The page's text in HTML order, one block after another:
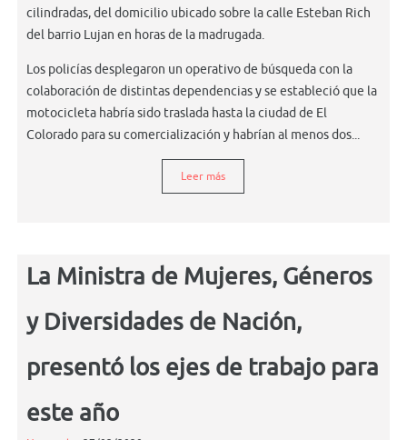
cilindradas, del domicilio ubicado sobre la calle Esteban Rich
del barrio Lujan en horas de la madrugada.
Los policías desplegaron un operativo de búsqueda con la
colaboración de distintas dependencias y se estableció que la
motocicleta habría sido traslada hasta la ciudad de El
Colorado para su comercialización y habrían al menos dos...
Leer más
La Ministra de Mujeres, Géneros
y Diversidades de Nación,
presentó los ejes de trabajo para
este año